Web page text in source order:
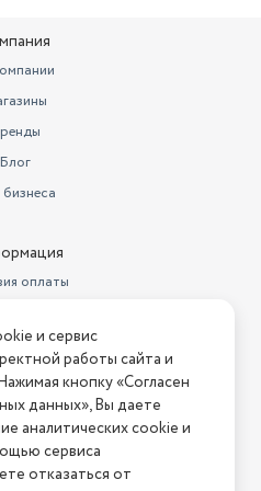
Блог
оплаты
возврата
Напишите нам
У нас есть всё!
и сервис
работы сайта и
кнопку «Согласен
данных», Вы даете
аналитических cookie и
сервиса
отказаться от